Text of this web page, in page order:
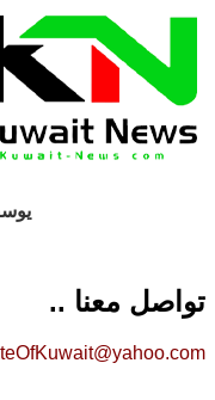
تواصل معنا ..